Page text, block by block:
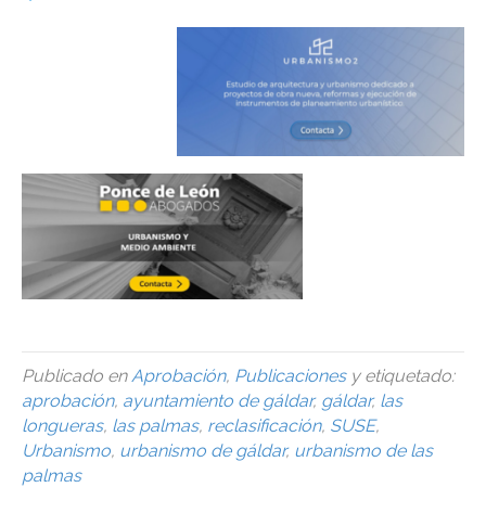
Publicado enAprobación, Publicacionesy etiquetado:
aprobación, ayuntamiento de gáldar, gáldar, las
longueras, las palmas, reclasificación, SUSE,
Urbanismo, urbanismo de gáldar, urbanismo de las
palmas